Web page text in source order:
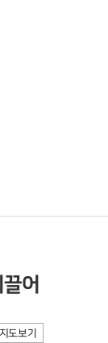
어
지도보기